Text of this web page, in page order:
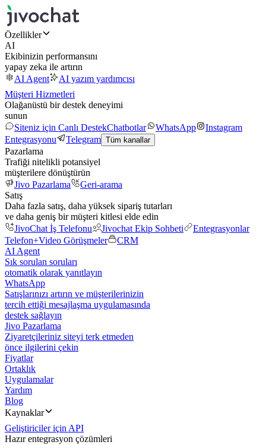
Özellikler
AI
Ekibinizin performansını
yapay zeka ile artırın
AI Agent
AI yazım yardımcısı
Müşteri Hizmetleri
Olağanüstü bir destek deneyimi
sunun
Siteniz için Canlı DestekChatbotlar WhatsApp
Instagram
Entegrasyonu
Telegram Tüm kanallar
Pazarlama
Trafiği nitelikli potansiyel
müşterilere dönüştürün
Jivo Pazarlama
Geri-arama
Satış
Daha fazla satış, daha yüksek sipariş tutarları
ve daha geniş bir müşteri kitlesi elde edin
JivoChat İş Telefonu
Jivochat Ekip Sohbeti
Entegrasyonlar
Telefon+Video Görüşmeler
CRM
AI Agent
Sık sorulan soruları
otomatik olarak yanıtlayın
WhatsApp
Satışlarınızı artırın ve müşterilerinizin
tercih ettiği mesajlaşma uygulamasında
destek sağlayın
Jivo Pazarlama
Ziyaretçileriniz siteyi terk etmeden
önce ilgilerini çekin
Fiyatlar
Ortaklık
Uygulamalar
Yardım
Blog
Kaynaklar
Geliştiriciler için API
Hazır entegrasyon çözümleri